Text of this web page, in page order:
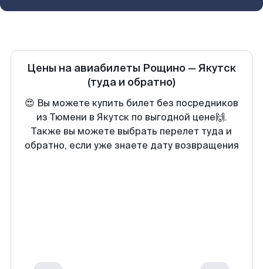
Цены на авиабилеты Рощино — Якутск
(туда и обратно)
😍 Вы можете купить билет без посредников
из Тюмени в Якутск по выгодной цене🙌.
Также вы можете выбрать перелет туда и
обратно, если уже знаете дату возвращения